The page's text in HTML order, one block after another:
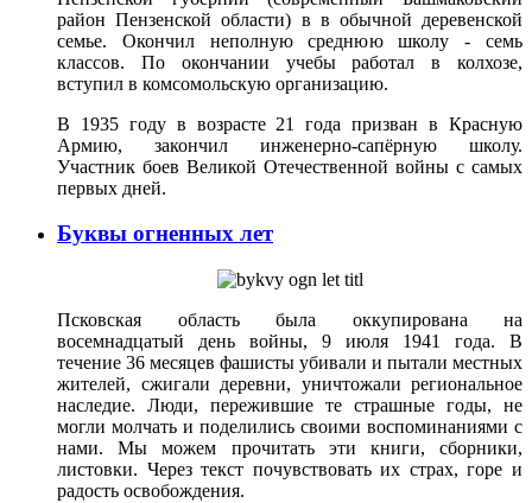
район Пензенской области) в в обычной деревенской
семье. Окончил неполную среднюю школу - семь
классов. По окончании учебы работал в колхозе,
вступил в комсомольскую организацию.
В 1935 году в возрасте 21 года призван в Красную
Армию, закончил инженерно-сапёрную школу.
Участник боев Великой Отечественной войны с самых
первых дней.
Буквы огненных лет
Псковская область была оккупирована на
восемнадцатый день войны, 9 июля 1941 года. В
течение 36 месяцев фашисты убивали и пытали местных
жителей, сжигали деревни, уничтожали региональное
наследие. Люди, пережившие те страшные годы, не
могли молчать и поделились своими воспоминаниями с
нами. Мы можем прочитать эти книги, сборники,
листовки. Через текст почувствовать их страх, горе и
радость освобождения.